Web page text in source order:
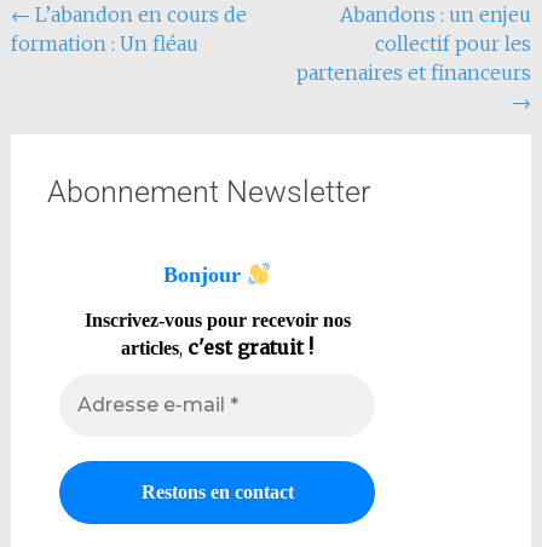
← L’abandon en cours de
formation : Un fléau
Abandons : un enjeu
collectif pour les
partenaires et financeurs
→
Abonnement Newsletter
Bonjour
Inscrivez-vous pour recevoir nos
articles, c'est gratuit !